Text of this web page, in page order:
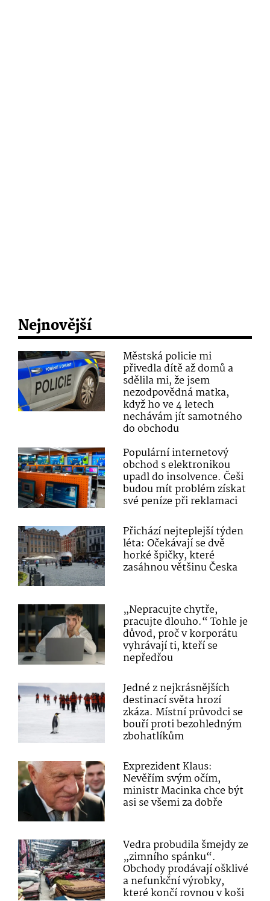
Nejnovější
Městská policie mi
přivedla dítě až domů a
sdělila mi, že jsem
nezodpovědná matka,
když ho ve 4 letech
nechávám jít samotného
do obchodu
Populární internetový
obchod s elektronikou
upadl do insolvence. Češi
budou mít problém získat
své peníze při reklamaci
Přichází nejteplejší týden
léta: Očekávají se dvě
horké špičky, které
zasáhnou většinu Česka
„Nepracujte chytře,
pracujte dlouho.“ Tohle je
důvod, proč v korporátu
vyhrávají ti, kteří se
nepředřou
Jedné z nejkrásnějších
destinací světa hrozí
zkáza. Místní průvodci se
bouří proti bezohledným
zbohatlíkům
Exprezident Klaus:
Nevěřím svým očím,
ministr Macinka chce být
asi se všemi za dobře
Vedra probudila šmejdy ze
„zimního spánku“.
Obchody prodávají ošklivé
a nefunkční výrobky,
které končí rovnou v koši